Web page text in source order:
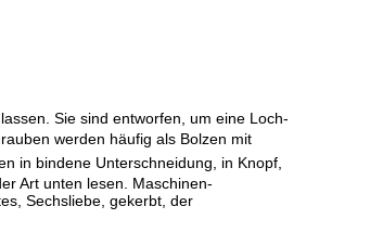
Sie sind entworfen, um eine Loch-
werden häufig als Bolzen mit
in bindene Unterschneidung, in Knopf,
Art unten lesen. Maschinen-
Sechsliebe, gekerbt, der